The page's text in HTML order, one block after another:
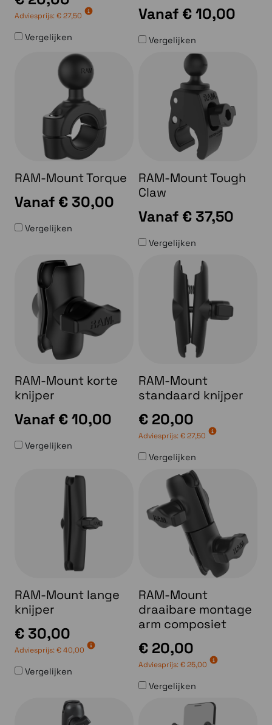
Adviesprijs:€ 27,50
Vergelijken
Vanaf € 10,00
Vergelijken
RAM-Mount Torque
Vanaf € 30,00
Vergelijken
RAM-Mount Tough
Claw
Vanaf € 37,50
Vergelijken
RAM-Mount korte
knijper
Vanaf € 10,00
Vergelijken
RAM-Mount
standaard knijper
€ 20,00
Adviesprijs:€ 27,50
Vergelijken
RAM-Mount lange
knijper
€ 30,00
Adviesprijs:€ 40,00
Vergelijken
RAM-Mount
draaibare montage
arm composiet
€ 20,00
Adviesprijs:€ 25,00
Vergelijken